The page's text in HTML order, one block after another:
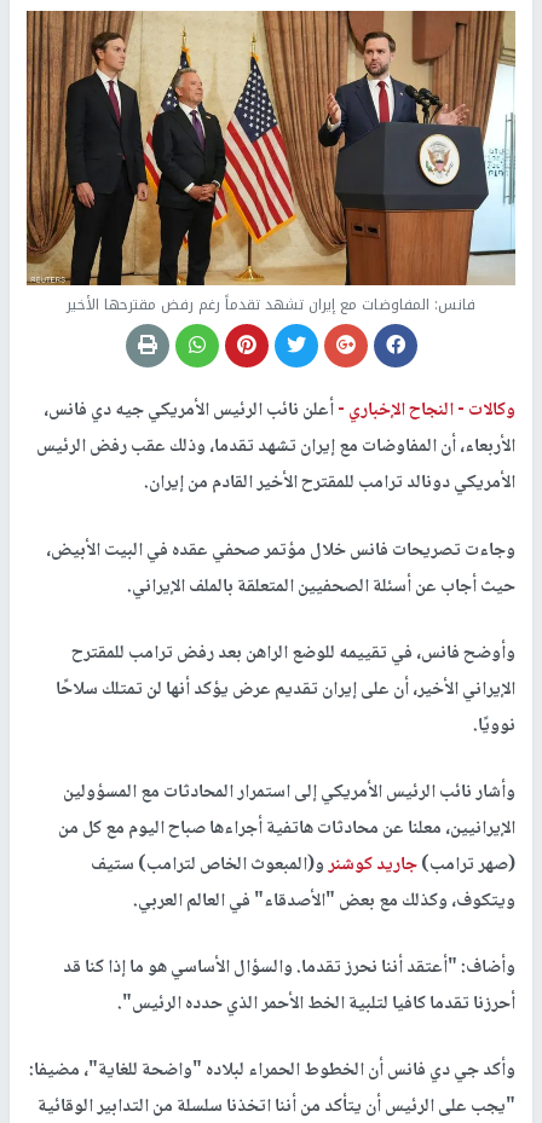
فانس: المفاوضات مع إيران تشهد تقدماً رغم رفض مقترحها الأخير
وكالات -النجاح الإخباري -أعلن نائب الرئيس الأمريكي جيه دي فانس،
الأربعاء، أن المفاوضات مع إيران تشهد تقدما، وذلك عقب رفض الرئيس
الأمريكي دونالد ترامب للمقترح الأخير القادم من إيران.
وجاءت تصريحات فانس خلال مؤتمر صحفي عقده في البيت الأبيض،
حيث أجاب عن أسئلة الصحفيين المتعلقة بالملف الإيراني.
وأوضح فانس، في تقييمه للوضع الراهن بعد رفض ترامب للمقترح
الإيراني الأخير، أن على إيران تقديم عرض يؤكد أنها لن تمتلك سلاحًا
نوويًا.
وأشار نائب الرئيس الأمريكي إلى استمرار المحادثات مع المسؤولين
الإيرانيين، معلنا عن محادثات هاتفية أجراءها صباح اليوم مع كل من
(صهر ترامب)جاريد كوشنرو(المبعوث الخاص لترامب) ستيف
ويتكوف، وكذلك مع بعض "الأصدقاء" في العالم العربي.
وأضاف: "أعتقد أننا نحرز تقدما. والسؤال الأساسي هو ما إذا كنا قد
أحرزنا تقدما كافيا لتلبية الخط الأحمر الذي حدده الرئيس".
وأكد جي دي فانس أن الخطوط الحمراء لبلاده "واضحة للغاية"، مضيفا:
"يجب على الرئيس أن يتأكد من أننا اتخذنا سلسلة من التدابير الوقائية